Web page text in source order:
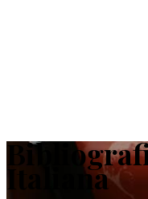
Italiana